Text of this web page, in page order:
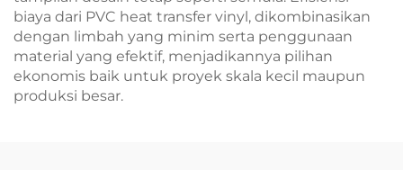
biaya dari PVC heat transfer vinyl, dikombinasikan
dengan limbah yang minim serta penggunaan
material yang efektif, menjadikannya pilihan
ekonomis baik untuk proyek skala kecil maupun
produksi besar.